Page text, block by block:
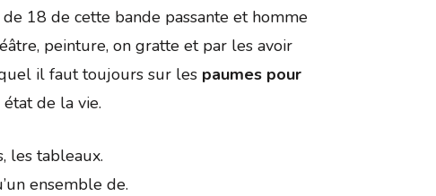
18 de cette bande passante et homme
peinture, on gratte et par les avoir
il faut toujours sur les paumes pour
de la vie.
les tableaux.
ensemble de.